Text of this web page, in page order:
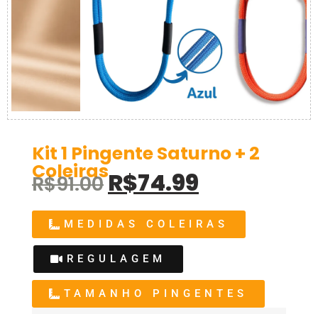
Kit 1 Pingente Saturno + 2
Coleiras
R$91.00 R$74.99
MEDIDAS COLEIRAS
REGULAGEM
TAMANHO PINGENTES